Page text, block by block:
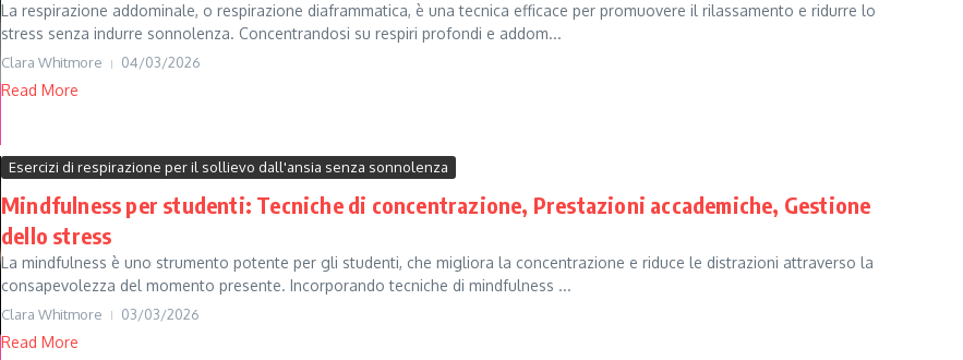
La respirazione addominale, o respirazione diaframmatica, è una tecnica efficace per promuovere il rilassamento e ridurre lo
stress senza indurre sonnolenza. Concentrandosi su respiri profondi e addom...
Clara Whitmore 04/03/2026
Read More
Esercizi di respirazione per il sollievo dall'ansia senza sonnolenza
Mindfulness per studenti: Tecniche di concentrazione, Prestazioni accademiche, Gestione
dello stress
La mindfulness è uno strumento potente per gli studenti, che migliora la concentrazione e riduce le distrazioni attraverso la
consapevolezza del momento presente. Incorporando tecniche di mindfulness ...
Clara Whitmore 03/03/2026
Read More